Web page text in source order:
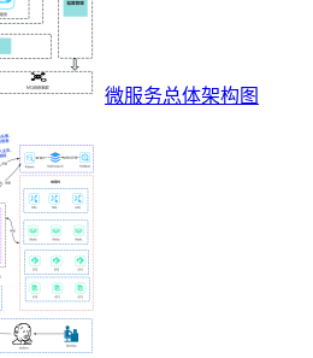
微服务总体架构图